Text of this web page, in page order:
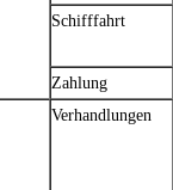
Schifffahrt
Zahlung
Verhandlungen